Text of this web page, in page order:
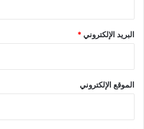
البريد الإلكتروني*
الموقع الإلكتروني